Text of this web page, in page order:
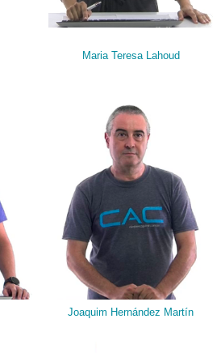
Maria Teresa Lahoud
Joaquim Hernández Martín